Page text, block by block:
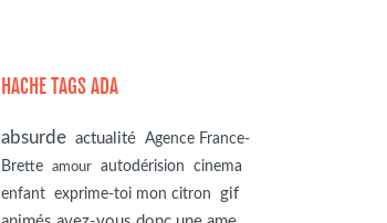
HACHE TAGS ADA
absurde actualité Agence France-
Brette
amour autodérision
cinema
enfant exprime-toi mon citron
gif